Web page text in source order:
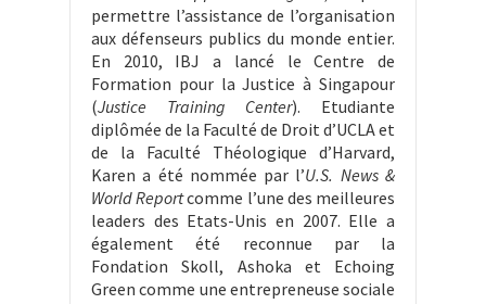
permettre l’assistance de l’organisation
aux défenseurs publics du monde entier.
En 2010, IBJ a lancé le Centre de
Formation pour la Justice à Singapour
(Justice Training Center). Etudiante
diplômée de la Faculté de Droit d’UCLA et
de la Faculté Théologique d’Harvard,
Karen a été nommée par l’U.S. News &
World Reportcomme l’une des meilleures
leaders des Etats-Unis en 2007. Elle a
également été reconnue par la
Fondation Skoll, Ashoka et Echoing
Green comme une entrepreneuse sociale